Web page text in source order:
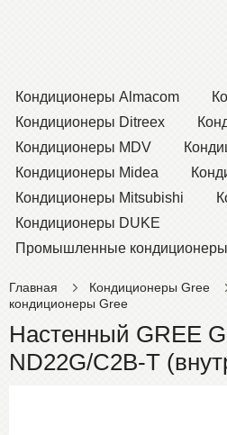
Кондиционеры Almacom
Кондиционеры Ditreex
Кондиционеры MDV
Кондиционеры Midea
Кондиционеры Mitsubishi
Кондиционеры DUKE
Промышленные кондиционеры
Главная Кондиционеры Gree
кондиционеры Gree
Настенный GREE
ND22G/C2B-T